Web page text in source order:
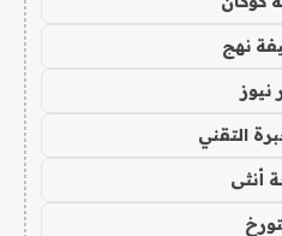
نهج
نيوز
التقني
أنثى